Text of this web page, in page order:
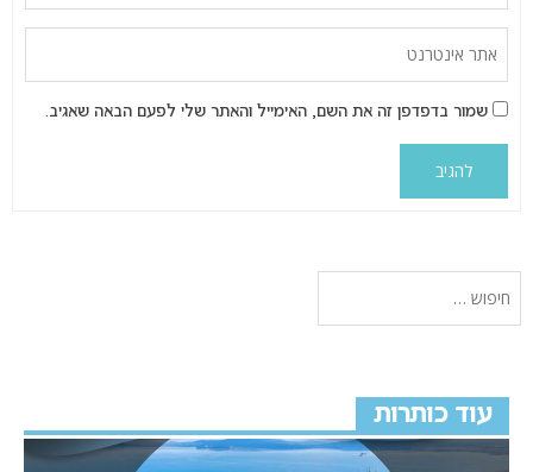
שמור בדפדפן זה את השם, האימייל והאתר שלי לפעם הבאה שאגיב.
עוד כותרות